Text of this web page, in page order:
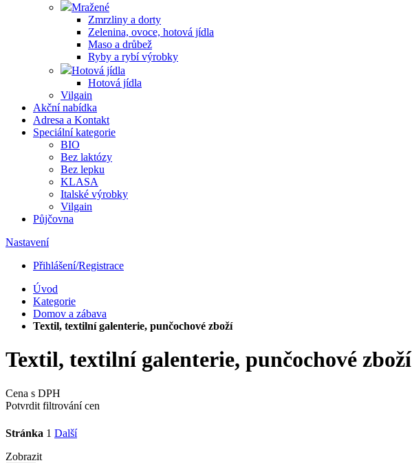
Mražené
Zmrzliny a dorty
Zelenina, ovoce, hotová jídla
Maso a drůbež
Ryby a rybí výrobky
Hotová jídla
Hotová jídla
Vilgain
Akční nabídka
Adresa a Kontakt
Speciální kategorie
BIO
Bez laktózy
Bez lepku
KLASA
Italské výrobky
Vilgain
Půjčovna
Nastavení
Přihlášení/Registrace
Úvod
Kategorie
Domov a zábava
Textil, textilní galenterie, punčochové zboží
Textil, textilní galenterie, punčochové zboží
Cena s DPH
Potvrdit filtrování cen
Stránka 1 Další
Zobrazit